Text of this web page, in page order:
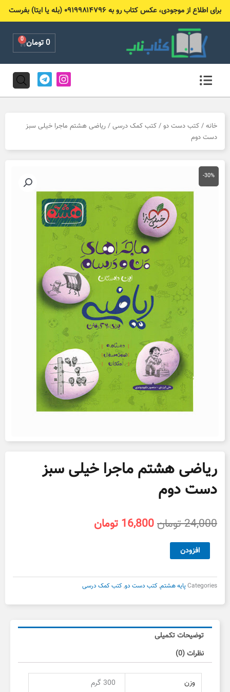
برای اطلاع از موجودی، عکس کتاب رو به ۰۹۱۹۹۸۱۴۷۹۶ (بله یا ایتا) بفرست
0تومان 0
Cart
I
n
s
g
a
T
e
l
r
m
خانه / کتب دست دو / کتب کمک درسی / ریاضی هشتم ماجرا خیلی سبز
دست دوم
-30%
ریاضی هشتم ماجرا خیلی سبز
دست دوم
24,000تومانقیمت
16,800 تومان
هشتم
خیلی
دست
عدد
افزودن
Categoriesپایه هشتم,کتب دست دو,کتب کمک درسی
توضیحات تکمیلی
نظرات (0)
وزن
300 گرم